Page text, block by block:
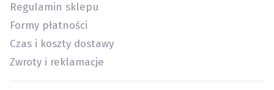
Regulamin sklepu
Formy płatności
Czas i koszty dostawy
Zwroty i reklamacje